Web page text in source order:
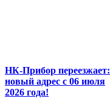
НК-Прибор переезжает:
новый адрес с 06 июля
2026 года!